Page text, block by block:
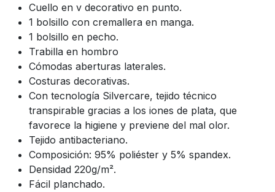
Cuello en v decorativo en punto.
1 bolsillo con cremallera en manga.
1 bolsillo en pecho.
Trabilla en hombro
Cómodas aberturas laterales.
Costuras decorativas.
Con tecnología Silvercare, tejido técnico
transpirable gracias a los iones de plata, que
favorece la higiene y previene del mal olor.
Tejido antibacteriano.
Composición: 95% poliéster y 5% spandex.
Densidad 220g/m².
Fácil planchado.